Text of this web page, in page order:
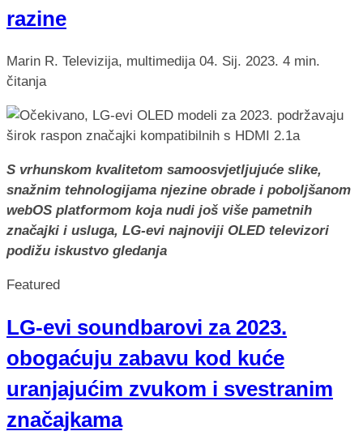
razine
Marin R. Televizija, multimedija 04. Sij. 2023. 4 min.
čitanja
S vrhunskom kvalitetom samoosvjetljujuće slike,
snažnim tehnologijama njezine obrade i poboljšanom
webOS platformom koja nudi još više pametnih
značajki i usluga, LG-evi najnoviji OLED televizori
podižu iskustvo gledanja
Featured
LG-evi soundbarovi za 2023.
obogaćuju zabavu kod kuće
uranjajućim zvukom i svestranim
značajkama